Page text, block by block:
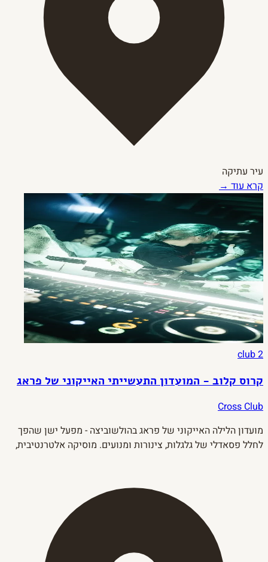
עיר עתיקה
קרא עוד →
club2
קרוס קלוב - המועדון התעשייתי האייקוני של פראג
Cross Club
מועדון הלילה האייקוני של פראג בהולשוביצה - מפעל ישן שהפך
לחלל פסאדלי של גלגלות, צינורות ומנועים. מוסיקה אלטרנטיבית,